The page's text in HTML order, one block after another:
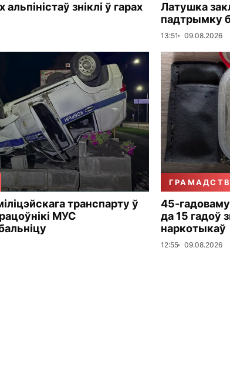
зніклі ў гарах
Латушка
падтрымку
13:51 09.08.2026
транспарту ў
МУС
45-
да 15 гадоў
наркотыкаў
12:55 09.08.2026